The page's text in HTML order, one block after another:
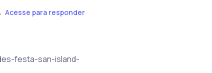
Acesse para responder
festa-san-island-